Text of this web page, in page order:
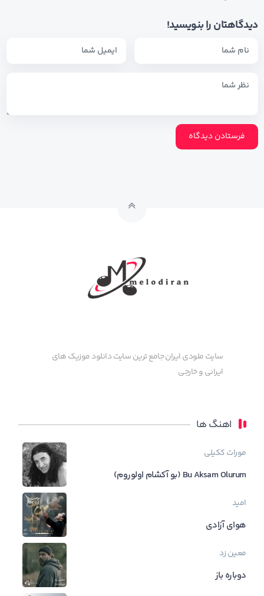
دیدگاهتان را بنویسید!
سایت ملودی ایران جامع ترین سایت دانلود موزیک های
ایرانی و خارجی
اهنگ ها
مورات ککیلی
Bu Aksam Olurum (بو آکشام اولوروم)
امید
هوای آزادی
معین زد
دوباره باز